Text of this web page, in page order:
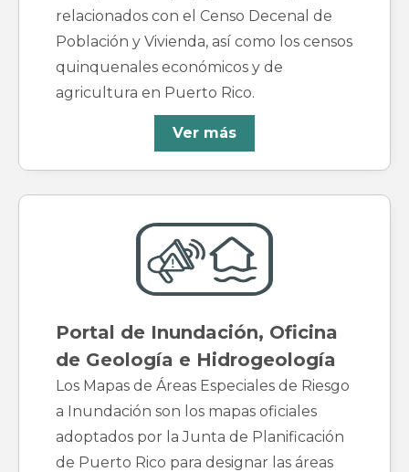
relacionados con el Censo Decenal de
Población y Vivienda, así como los censos
quinquenales económicos y de
agricultura en Puerto Rico.
Ver más
Portal de Inundación, Oficina
de Geología e Hidrogeología
Los Mapas de Áreas Especiales de Riesgo
a Inundación son los mapas oficiales
adoptados por la Junta de Planificación
de Puerto Rico para designar las áreas